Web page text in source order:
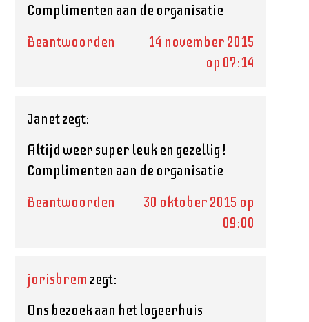
Complimenten aan de organisatie
Beantwoorden
14 november 2015
op 07:14
Janetzegt:
Altijd weer super leuk en gezellig !
Complimenten aan de organisatie
Beantwoorden
30 oktober 2015 op
09:00
jorisbrem zegt:
Ons bezoek aan het logeerhuis